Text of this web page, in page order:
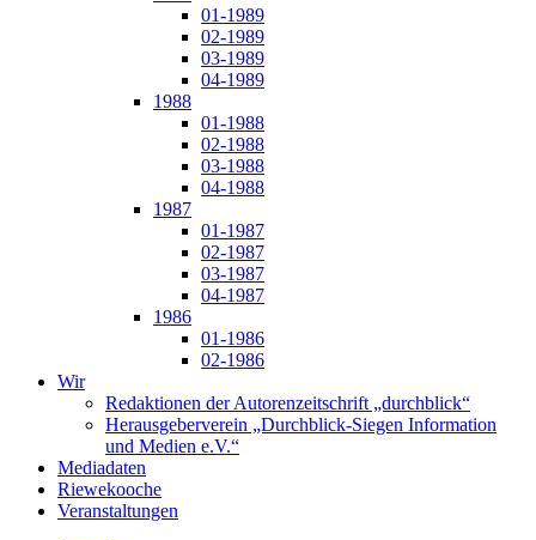
01-1989
02-1989
03-1989
04-1989
1988
01-1988
02-1988
03-1988
04-1988
1987
01-1987
02-1987
03-1987
04-1987
1986
01-1986
02-1986
Wir
Redaktionen der Autorenzeitschrift „durchblick“
Herausgeberverein „Durchblick-Siegen Information
und Medien e.V.“
Mediadaten
Riewekooche
Veranstaltungen